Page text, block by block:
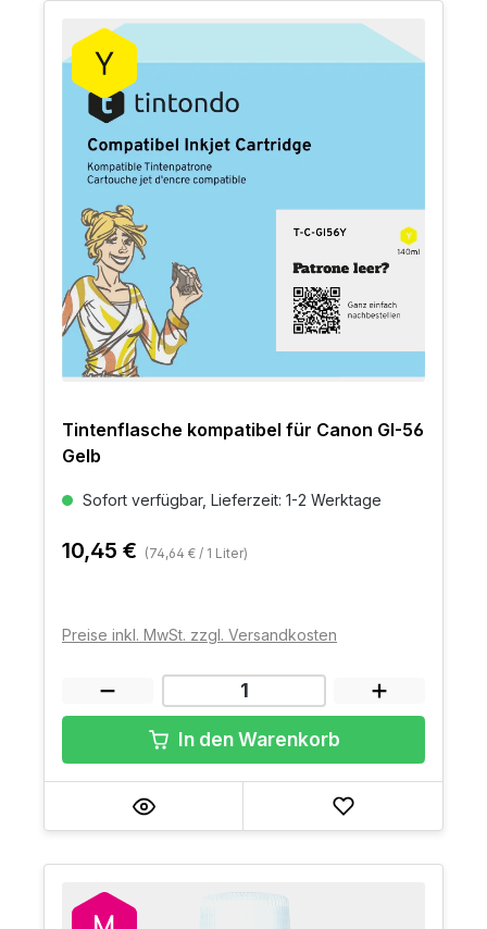
Tintenflasche kompatibel für Canon GI-56
Gelb
Sofort verfügbar, Lieferzeit: 1-2 Werktage
10,45 € (74,64 € / 1 Liter)
Preise inkl. MwSt. zzgl. Versandkosten
In den Warenkorb